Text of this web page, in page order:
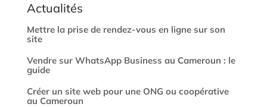
Actualités
Mettre la prise de rendez-vous en ligne sur son
site
Vendre sur WhatsApp Business au Cameroun : le
guide
Créer un site web pour une ONG ou coopérative
au Cameroun